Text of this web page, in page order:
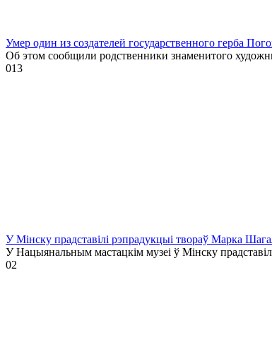
Умер один из создателей государственного герба
Об этом сообщили родственники знаменитого
013
У Мінску прадставілі рэпрадукцыі твораў Марка
У Нацыянальным мастацкім музеі ў Мінску
02